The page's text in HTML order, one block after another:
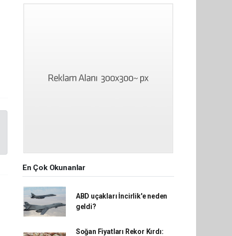
En Çok Okunanlar
ABD uçakları İncirlik'e neden
geldi?
Soğan Fiyatları Rekor Kırdı: